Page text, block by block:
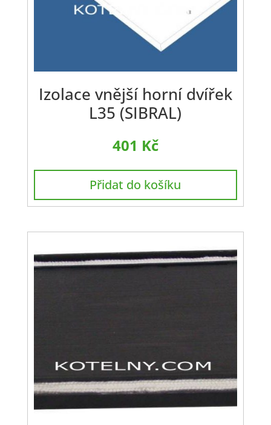
Izolace vnější horní dvířek
L35 (SIBRAL)
401 Kč
Přidat do košíku